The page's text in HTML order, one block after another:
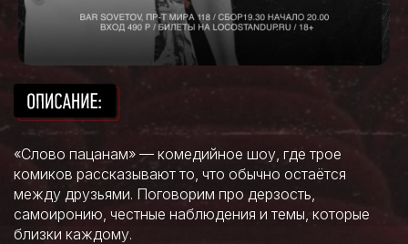
«Слово пацанам» — комедийное шоу, где трое
комиков рассказывают то, что обычно остаётся
между друзьями. Поговорим про дерзость,
самоиронию, честные наблюдения и темы, которые
близки каждому.